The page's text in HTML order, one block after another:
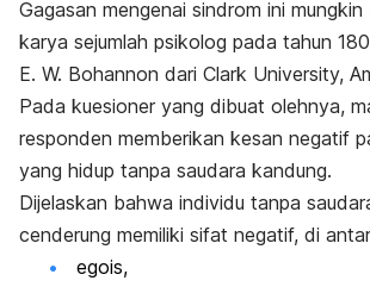
Gagasan mengenai sindrom ini mungkin
karya sejumlah psikolog pada tahun
E. W. Bohannon dari Clark University,
Pada kuesioner yang dibuat olehnya,
responden memberikan kesan negatif
yang hidup tanpa saudara kandung.
Dijelaskan bahwa individu tanpa
cenderung memiliki sifat negatif, di
egois,